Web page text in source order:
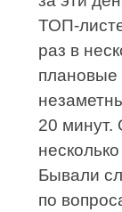
ТОП-
раз в
плановые
20 минут.
Бывали
по